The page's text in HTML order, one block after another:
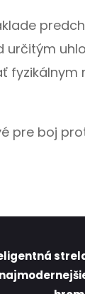
určitým
fyzikálnym
pre boj